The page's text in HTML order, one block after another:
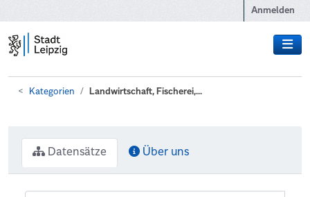
Anmelden
Kategorien Landwirtschaft, Fischerei,...
Datensätze Über uns